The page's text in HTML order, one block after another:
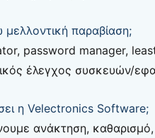
παραβίαση;
password manager,
έλεγχος συσκευών/
η Velectronics Software;
ανάκτηση,